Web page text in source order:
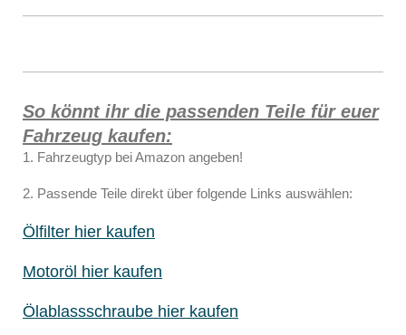
So könnt ihr die passenden Teile für euer
Fahrzeug kaufen:
1. Fahrzeugtyp bei Amazon angeben!
2. Passende Teile direkt über folgende Links auswählen:
Ölfilter hier kaufen
Motoröl hier kaufen
Ölablassschraube hier kaufen